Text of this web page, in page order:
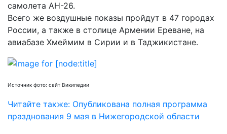
самолета АН-26.
Всего же воздушные показы пройдут в 47 городах
России, а также в столице Армении Ереване, на
авиабазе Хмеймим в Сирии и в Таджикистане.
Источник фото: сайт Википедии
Читайте также: Опубликована полная программа
празднования 9 мая в Нижегородской области